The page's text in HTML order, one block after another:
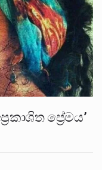
ප්‍රේමය’